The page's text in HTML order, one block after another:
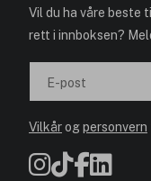
Vil du ha våre beste
rett i innboksen?
E-post
Vilkårogpersonvern